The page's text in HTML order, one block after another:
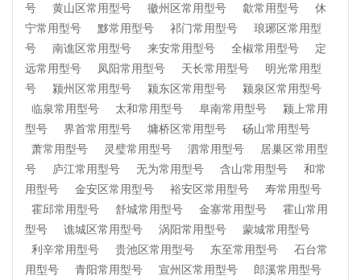
号 黄山区常用型号 徽州区常用型号 歙常用型号
休
宁常用型号
黟常用型号 祁门常用型号
琅琊区常用型
号
南谯区常用型号 来安常用型号 全椒常用型号
定
远常用型号
凤阳常用型号 天长常用型号
明光常用型
号
颍州区常用型号 颍东区常用型号
颍泉区常用型号
临泉常用型号
太和常用型号 阜南常用型号
颍上常用
型号
界首常用型号 墉桥区常用型号
砀山常用型号
萧常用型号
灵璧常用型号 泗常用型号
居巢区常用型
号
庐江常用型号 无为常用型号 含山常用型号
和常
用型号
金安区常用型号 裕安区常用型号
寿常用型号
霍邱常用型号
舒城常用型号 金寨常用型号
霍山常用
型号
谯城区常用型号 涡阳常用型号
蒙城常用型号
利辛常用型号
贵池区常用型号 东至常用型号
石台常
用型号
青阳常用型号 宣州区常用型号
郎溪常用型号